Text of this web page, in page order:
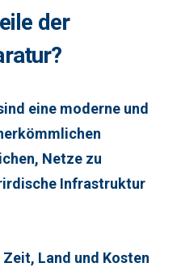
der
eine moderne und
Netze zu
Infrastruktur
Land und Kosten